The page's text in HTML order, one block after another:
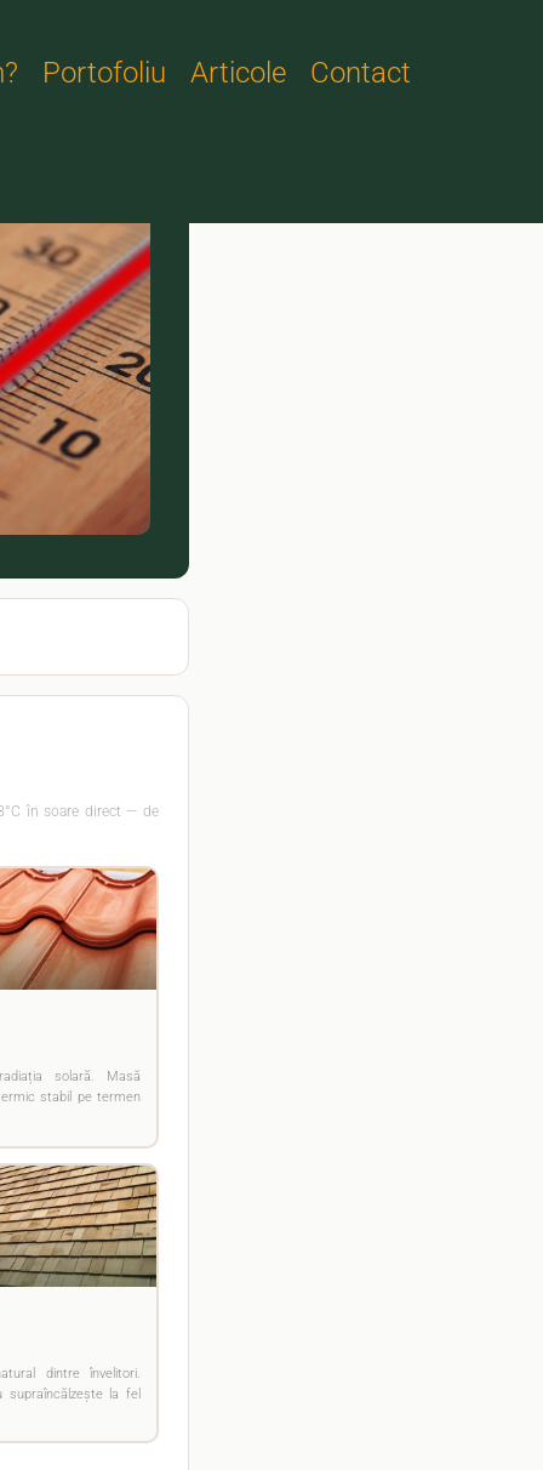
Portofoliu Articole Contact
în soare direct — de
solară. Masă
stabil pe termen
dintre învelitori.
la fel